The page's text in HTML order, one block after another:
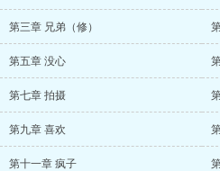
第三章 兄弟（修）
第五章 没心
第七章 拍摄
第九章 喜欢
第十一章 疯子